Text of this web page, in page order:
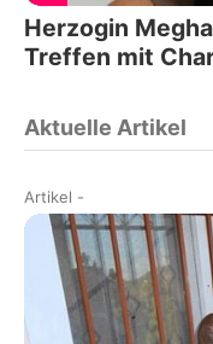
Herzogin
Treffen mit
Aktuelle Artikel
Artikel -